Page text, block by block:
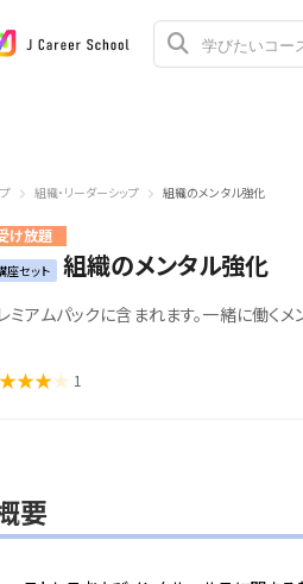
組織・リーダーシップ 組織のメンタル強化
け放題
座セット 組織のメンタル強化
ミアムパックに含まれます。一緒に働く
1
要